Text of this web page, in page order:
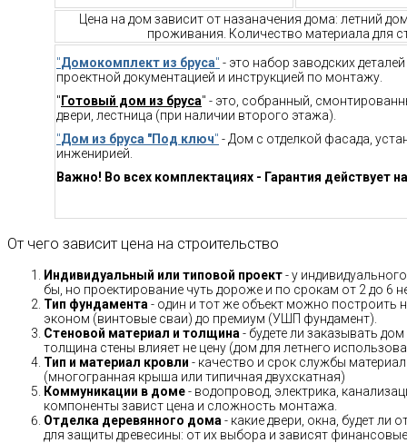
Цена на дом зависит от назаначения дома: летний
проживания. Количество материала для
"Домокомплект из бруса" - это набор заводских
проектной документацией и инструкцией по монтажу.
" Готовый дом из бруса" - это, собранный,
двери, лестница (при наличии второго этажа).
"Дом из бруса "Под ключ" - Дом с отделкой фасада,
инженирией.
Важно! Во всех комплектациях - Гарантия действует
От чего зависит цена на строительство
Индивидуальный или типовой проект- у
бы, но проектирование чуть дороже и по срокам от 2 до 6
Тип фундамента - один и тот же объект можно построить
эконом (винтовые сваи) до премиум (УШП фундамент).
Стеновой материал и толщина - будете ли заказывать
толщина стены влияет не цену (дом для летнего
Тип и материал кровли - качество и срок службы
(многогранная крыша или типичная двухскатная)
Коммуникации в доме- водопровод, электрика,
компоненты завист цена и сложность монтажа.
Отделка деревянного дома - какие двери, окна, будет
для защиты древесины: от их выбора и зависят